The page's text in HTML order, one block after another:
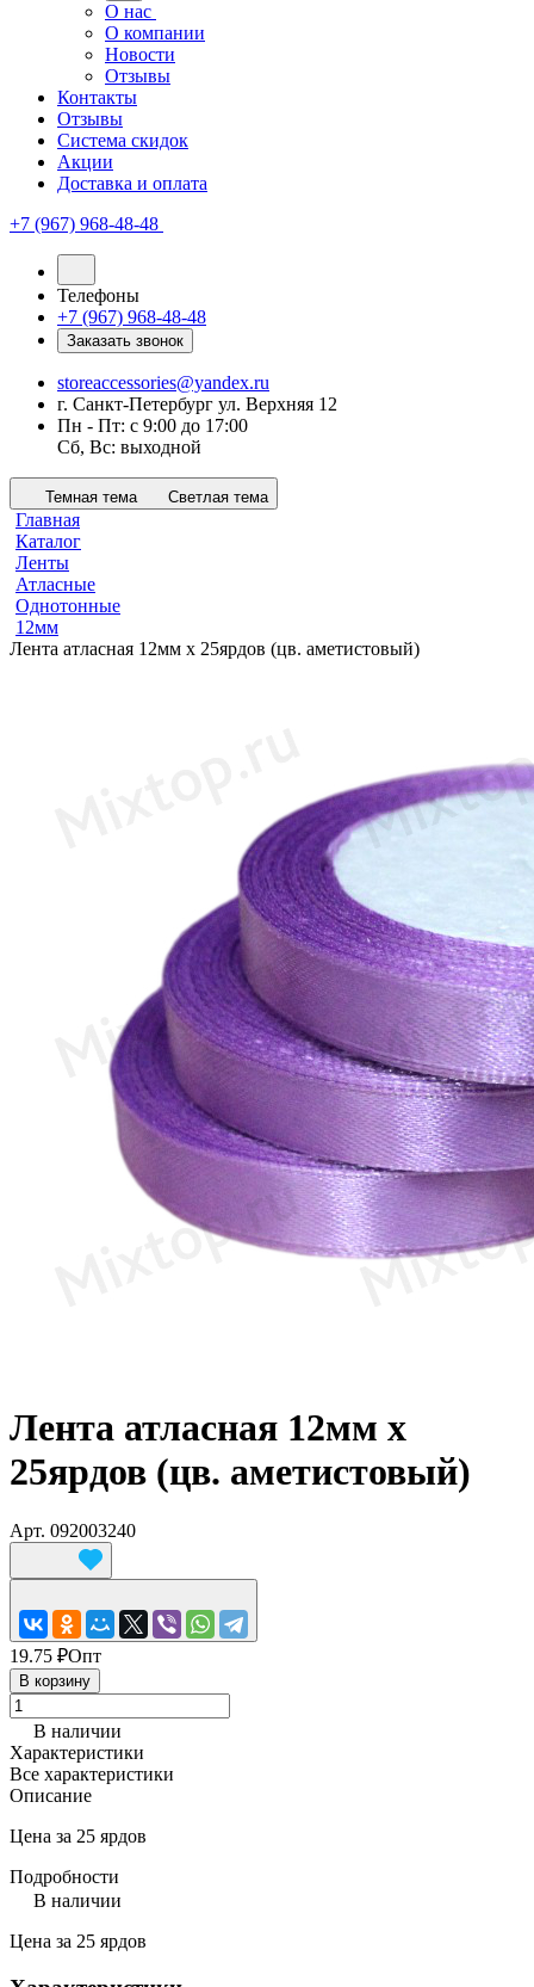
О нас
О компании
Новости
Отзывы
Контакты
Отзывы
Система скидок
Акции
Доставка и оплата
+7 (967) 968-48-48
Телефоны
+7 (967) 968-48-48
Заказать звонок
storeaccessories@yandex.ru
г. Санкт-Петербург ул. Верхняя 12
Пн - Пт: с 9:00 до 17:00
Сб, Вс: выходной
Темная тема Светлая тема
Главная
Каталог
Ленты
Атласные
Однотонные
12мм
Лента атласная 12мм х 25ярдов (цв. аметистовый)
Лента атласная 12мм х
25ярдов (цв. аметистовый)
Арт. 092003240
19.75 ₽Опт
В корзину
В наличии
Характеристики
Все характеристики
Описание
Цена за 25 ярдов
Подробности
В наличии
Цена за 25 ярдов